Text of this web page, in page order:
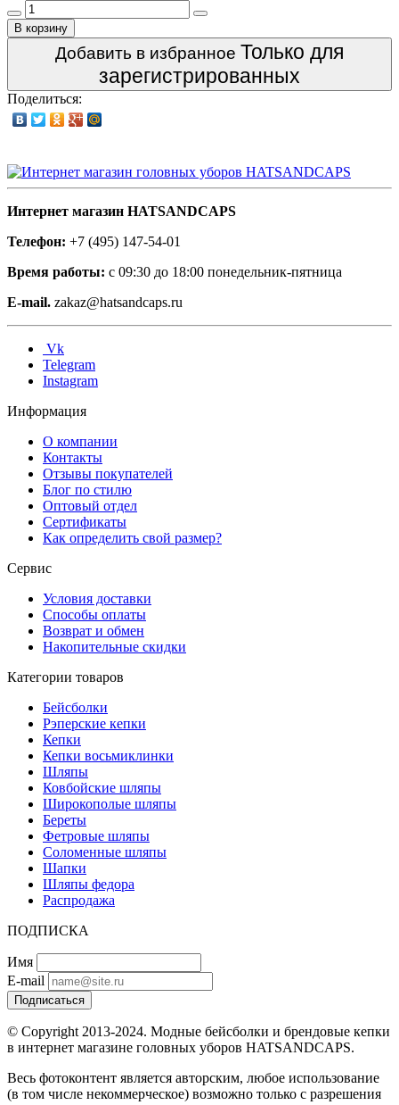
В корзину
Добавить в избранное Только для
зарегистрированных
Поделиться:
Интернет магазин HATSANDCAPS
Телефон: +7 (495) 147-54-01
Время работы: с 09:30 до 18:00 понедельник-пятница
E-mail. zakaz@hatsandcaps.ru
Vk
Telegram
Instagram
Информация
О компании
Контакты
Отзывы покупателей
Блог по стилю
Оптовый отдел
Сертификаты
Как определить свой размер?
Сервис
Условия доставки
Способы оплаты
Возврат и обмен
Накопительные скидки
Категории товаров
Бейсболки
Рэперские кепки
Кепки
Кепки восьмиклинки
Шляпы
Ковбойские шляпы
Широкополые шляпы
Береты
Фетровые шляпы
Соломенные шляпы
Шапки
Шляпы федора
Распродажа
ПОДПИСКА
Имя
E-mail
Подписаться
© Copyright 2013-2024. Модные бейсболки и брендовые кепки
в интернет магазине головных уборов HATSANDCAPS.
Весь фотоконтент является авторским, любое использование
(в том числе некоммерческое) возможно только с разрешения